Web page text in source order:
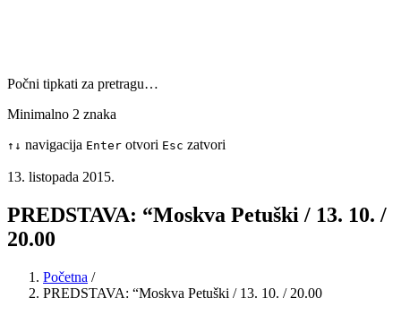
Počni tipkati za pretragu…
Minimalno 2 znaka
↑ ↓ navigacija Enter otvori Esc zatvori
13. listopada 2015.
PREDSTAVA: “Moskva Petuški / 13. 10. /
20.00
Početna /
PREDSTAVA: “Moskva Petuški / 13. 10. / 20.00